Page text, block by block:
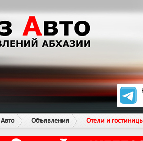
Авто Объявления Отели и